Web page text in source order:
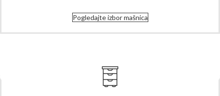
Pogledajte izbor mašnica